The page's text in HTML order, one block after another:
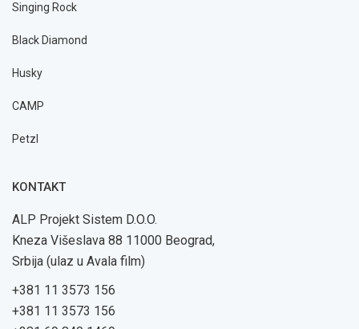
Singing Rock
Black Diamond
Husky
CAMP
Petzl
KONTAKT
ALP Projekt Sistem D.O.O.
Kneza Višeslava 88 11000 Beograd,
Srbija (ulaz u Avala film)
+381 11 3573 156
+381 11 3573 156